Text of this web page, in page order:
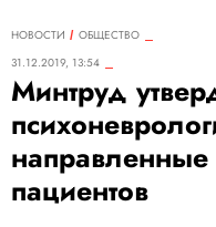
НОВОСТИ
ОБЩЕСТВО
31.12.2019, 13:54
Минтруд
пациентов